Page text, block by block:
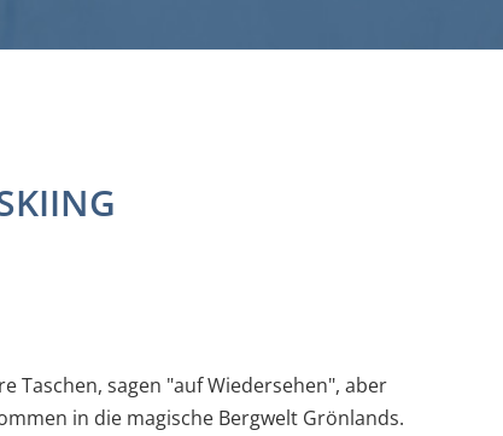
in die magische Bergwelt Grönlands.